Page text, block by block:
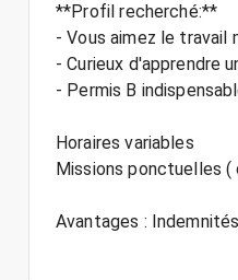
**Profil recherché:**
- Vous aimez le travail
- Curieux d'apprendre
- Permis B
Horaires variables
Missions ponctuelles (
Avantages :